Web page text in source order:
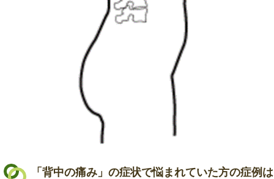
「背中の痛み」の症状で悩まれていた方の症例は